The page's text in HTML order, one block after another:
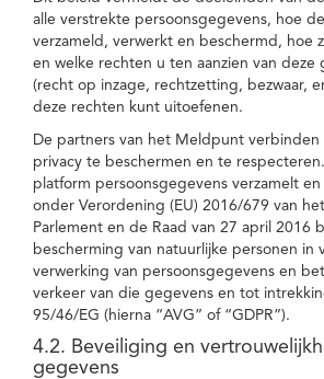
alle verstrekte persoonsgegevens, hoe
verzameld, verwerkt en beschermd, hoe
en welke rechten u ten aanzien van deze
(recht op inzage, rechtzetting, bezwaar,
deze rechten kunt uitoefenen.
De partners van het Meldpunt verbinden
privacy te beschermen en te
platform persoonsgegevens verzamelt
onder Verordening (EU) 2016/679 van
Parlement en de Raad van 27 april 2016
bescherming van natuurlijke personen in
verwerking van persoonsgegevens en
verkeer van die gegevens en tot
95/46/EG (hierna “AVG” of “GDPR”).
4.2. Beveiliging en
gegevens